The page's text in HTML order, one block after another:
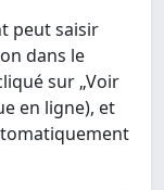
peut saisir
dans le
sur „Voir
en ligne), et